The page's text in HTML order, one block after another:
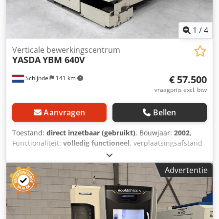
1 /4
Schijndel 141 km
Verticale bewerkingscentrum
YASDAYBM 640V
€ 57.500
vraagprijs excl. btw
Aanvragen Bellen
Toestand: direct inzetbaar (gebruikt), Bouwjaar: 2002,
Functionaliteit: volledig functioneel, verplaatsingsafstand
, verplaatsing Y-as:
verplaatsingsafstand Z-as:300 mm, aanvoersnelheid X-as:
15 m/min, voeringssnelheid Y-as:15 m/min,
voedingssnelheid Z-as:12 m/min, controllerfabrikant:
Fanuc, controller model: Series 16i-M, werkstukgewicht
(max.):300 kg , totale hoogte: 3.140 mm, totale lengte:
2.785 mm, totale breedte: 4.825 mm , tafelbreedte:450
Advertentie